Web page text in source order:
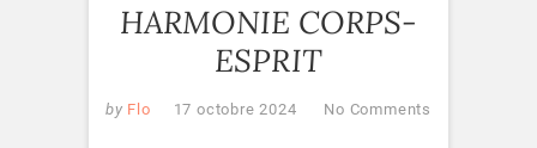
HARMONIE CORPS-
ESPRIT
by Flo 17 octobre 2024 No Comments